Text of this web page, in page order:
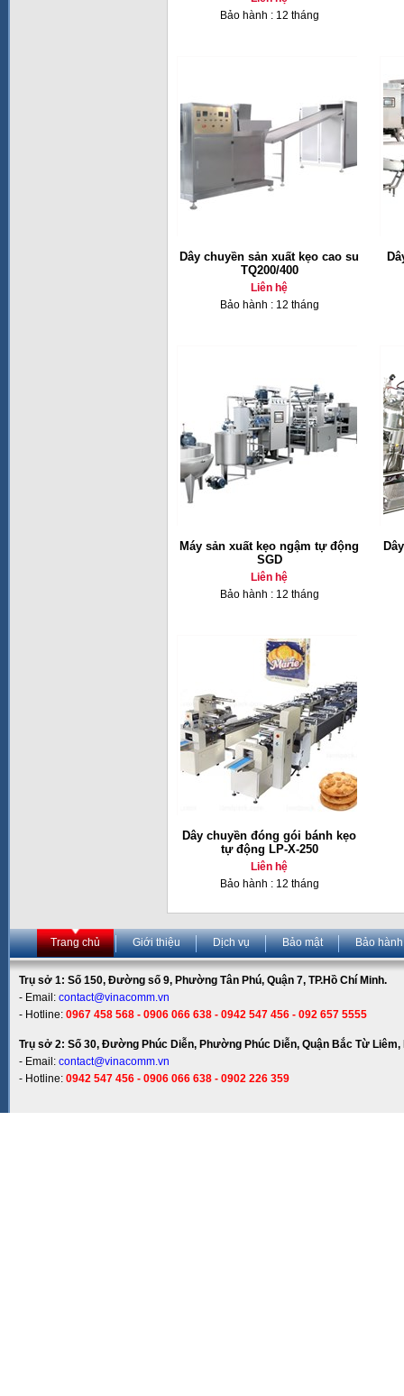
Bảo hành : 12 tháng
Dây chuyền sản xuất kẹo cao su
TQ200/400
Liên hệ
Bảo hành : 12 tháng
Máy sản xuất kẹo ngậm tự động
SGD
Liên hệ
Bảo hành : 12 tháng
Dây chuyền đóng gói bánh kẹo
tự động LP-X-250
Liên hệ
Bảo hành : 12 tháng
Trang chủ Giới thiệu Dịch vụ Bảo mật Bảo hành
Trụ sở 1: Số 150, Đường số 9, Phường Tân Phú, Quận 7, TP.Hồ Chí Minh.
- Email: contact@vinacomm.vn
- Hotline: 0967 458 568 - 0906 066 638 - 0942 547 456 - 092 657 5555
Trụ sở 2: Số 30, Đường Phúc Diễn, Phường Phúc Diễn, Quận Bắc Từ Liêm,
- Email: contact@vinacomm.vn
- Hotline: 0942 547 456 - 0906 066 638 - 0902 226 359